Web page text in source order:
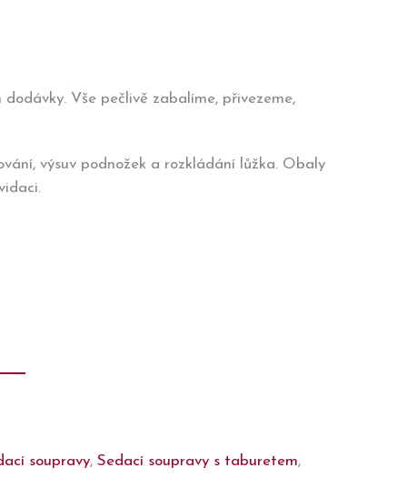
Vše pečlivě zabalíme, přivezeme,
výsuv podnožek a rozkládání lůžka. Obaly
soupravy, Sedací soupravy s taburetem,